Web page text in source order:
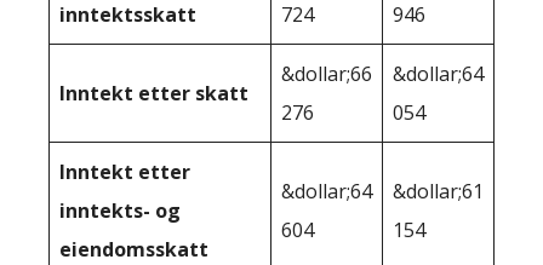
inntektsskatt
724
946
Inntekt etter skatt
&dollar;66
276
&dollar;64
054
Inntekt etter
inntekts- og
eiendomsskatt
&dollar;64
604
&dollar;61
154